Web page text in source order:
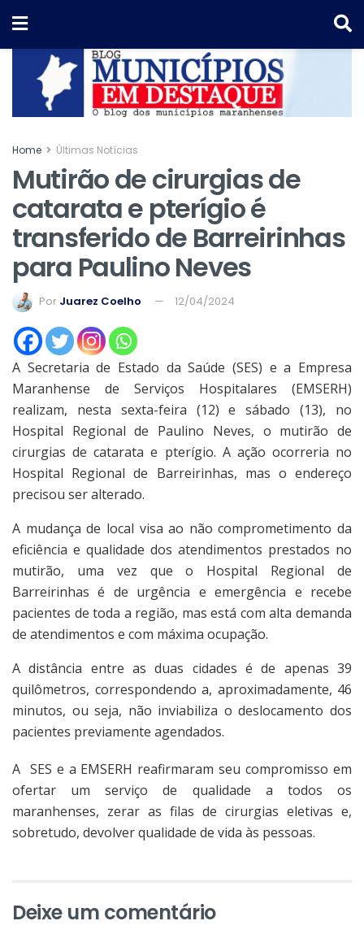
Home Últimas Notícias
Mutirão de cirurgias de
catarata e pterígio é
transferido de Barreirinhas
para Paulino Neves
Por Juarez Coelho 12/04/2024
A Secretaria de Estado da Saúde (SES) e a Empresa
Maranhense de Serviços Hospitalares (EMSERH)
realizam, nesta sexta-feira (12) e sábado (13), no
Hospital Regional de Paulino Neves, o mutirão de
cirurgias de catarata e pterígio. A ação ocorreria no
Hospital Regional de Barreirinhas, mas o endereço
precisou ser alterado.
A mudança de local visa ao não comprometimento da
eficiência e qualidade dos atendimentos prestados no
mutirão, uma vez que o Hospital Regional de
Barreirinhas é de urgência e emergência e recebe
pacientes de toda a região, mas está com alta demanda
de atendimentos e com máxima ocupação.
A distância entre as duas cidades é de apenas 39
quilômetros, correspondendo a, aproximadamente, 46
minutos, ou seja, não inviabiliza o deslocamento dos
pacientes previamente agendados.
A SES e a EMSERH reafirmaram seu compromisso em
ofertar um serviço de qualidade a todos os
maranhenses, zerar as filas de cirurgias eletivas e,
sobretudo, devolver qualidade de vida às pessoas.
Deixe um comentário